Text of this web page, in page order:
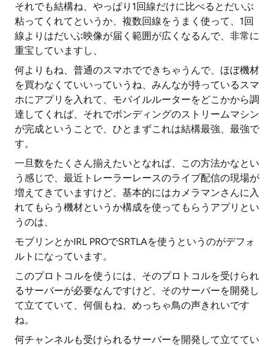
それでも結構ね、やっぱり1回線だけに比べるとだいぶ
粘ってくれてというか、複数回線をうまく使って、1回
線よりはだいぶ映像が届く範囲が広くなるんで、非常に
重宝していますし、
何よりもね、普通のスマホでできちゃうんで、ほぼ機材
を買わなくていいっていうね、みんなが持っているスマ
ホにアプリを入れて、モバイルルーターをどこかから調
達してくれば、それでボンディングのストリームマシン
が完成ということで、ひとまずこれは結構最強、最強で
す。
一旦数をたくさん揃えたいとなれば、この方法かなとい
う感じで、最近トレーラーレースのライブ配信の現場が
増えてきていますけど、基本的にはカメラマンさんに入
れてもらう機材というか構成を使ってもらうアプリとい
うのは、
モブリンとかIRL PROでSRTLAを使うというのがデフォ
ルトになっています。
このプロトコルを使うには、そのプロトコルを受けられ
るサーバーが必要なんですけど、そのサーバーを開発し
て立てていて、何個もね、めっちゃ鳥の声きれいです
ね。
何チャンネルも受けられるサーバーを開発して立ててい